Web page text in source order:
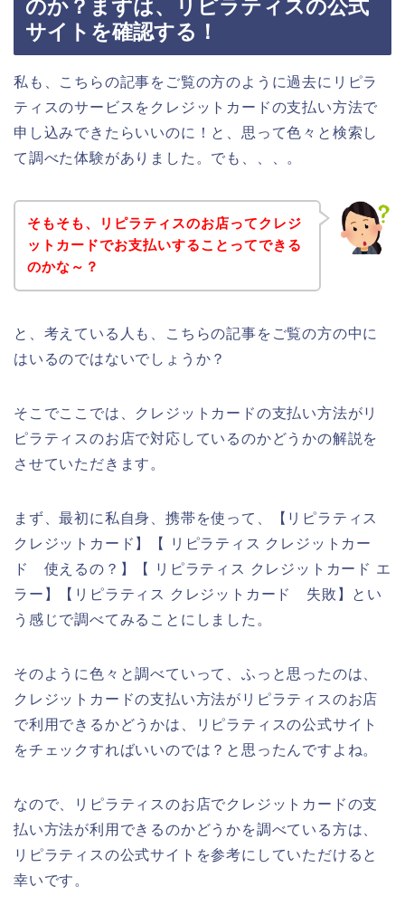
のか？まずは、リピラティスの公式
サイトを確認する！
私も、こちらの記事をご覧の方のように過去にリピラ
ティスのサービスをクレジットカードの支払い方法で
申し込みできたらいいのに！と、思って色々と検索し
て調べた体験がありました。でも、、、。
そもそも、リピラティスのお店ってクレジ
ットカードでお支払いすることってできる
のかな～？
と、考えている人も、こちらの記事をご覧の方の中に
はいるのではないでしょうか？
そこでここでは、クレジットカードの支払い方法がリ
ピラティスのお店で対応しているのかどうかの解説を
させていただきます。
まず、最初に私自身、携帯を使って、【リピラティス
クレジットカード】【 リピラティス クレジットカー
ド 使えるの？】【 リピラティス クレジットカード エ
ラー】【リピラティス クレジットカード 失敗】とい
う感じで調べてみることにしました。
そのように色々と調べていって、ふっと思ったのは、
クレジットカードの支払い方法がリピラティスのお店
で利用できるかどうかは、リピラティスの公式サイト
をチェックすればいいのでは？と思ったんですよね。
なので、リピラティスのお店でクレジットカードの支
払い方法が利用できるのかどうかを調べている方は、
リピラティスの公式サイトを参考にしていただけると
幸いです。